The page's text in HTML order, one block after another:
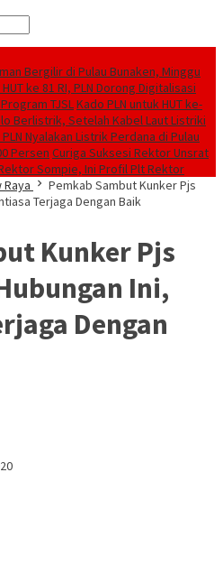
Bergilir di Pulau Bunaken, Minggu
ke 81 RI, PLN Dorong Digitalisasi
TJSLKado PLN untuk HUT ke-
Berlistrik, Setelah Kabel Laut Listriki
Nyalakan Listrik Perdana di Pulau
Persen Curiga Suksesi Rektor Unsrat
Sompie, Ini Profil Plt Rektor
Pemkab Sambut Kunker Pjs
Terjaga Dengan Baik
Kunker Pjs
Ini,
Dengan